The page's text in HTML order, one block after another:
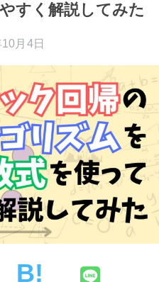
すく解説してみた
月4日